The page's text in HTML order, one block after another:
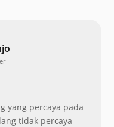
yang percaya pada
tidak percaya